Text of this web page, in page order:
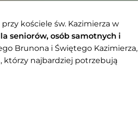
kościele św. Kazimierza w
seniorów, osób samotnych i
Brunona i Świętego Kazimierza,
którzy najbardziej potrzebują